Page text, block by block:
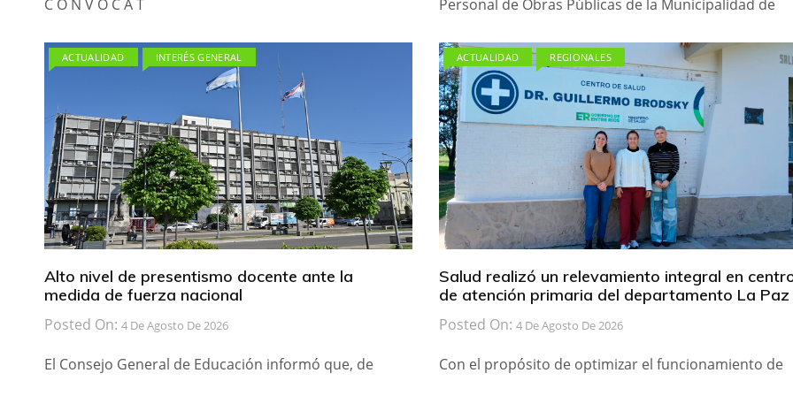
C O N V O C A T Personal de Obras Públicas de la Municipalidad de
ACTUALIDAD INTERÉS GENERAL
Alto nivel de presentismo docente ante la
medida de fuerza nacional
Posted On: 4 De Agosto De 2026
El Consejo General de Educación informó que, de
ACTUALIDAD REGIONALES
Salud realizó un relevamiento integral en
de atención primaria del departamento La Paz
Posted On: 4 De Agosto De 2026
Con el propósito de optimizar el funcionamiento de